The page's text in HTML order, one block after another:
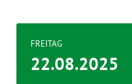
FREITAG
22.08.2025